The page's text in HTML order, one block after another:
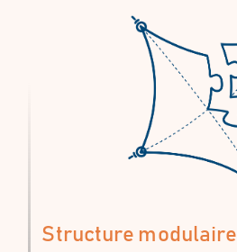
Structure modulaire